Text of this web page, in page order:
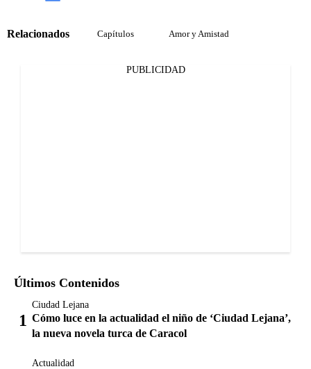
Relacionados Capítulos Amor y Amistad
PUBLICIDAD
Últimos Contenidos
Ciudad Lejana
Cómo luce en la actualidad el niño de ‘Ciudad Lejana’,
la nueva novela turca de Caracol
Actualidad